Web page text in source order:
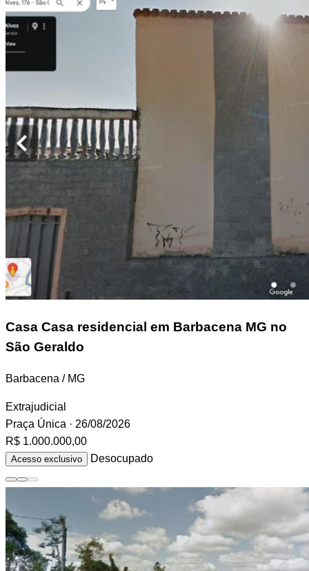
Casa Casa residencial em Barbacena MG no
São Geraldo
Barbacena / MG
Extrajudicial
Praça Única · 26/08/2026
R$ 1.000.000,00
Acesso exclusivo Desocupado